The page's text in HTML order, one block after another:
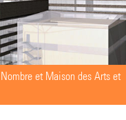
et Maison des Arts et